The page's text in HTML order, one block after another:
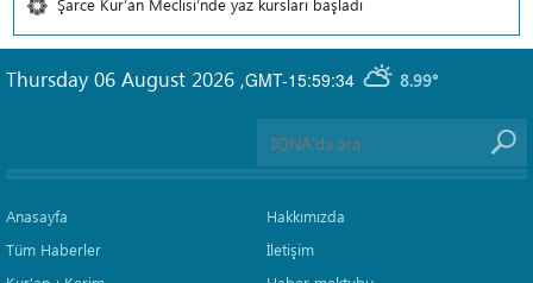
Şarce Kur’an Meclisi’nde yaz kursları başladı
GMT-15:59:34 8.99°
Thursday 06 August 2026 ,
Anasayfa
Tüm Haberler
Hakkımızda
İletişim